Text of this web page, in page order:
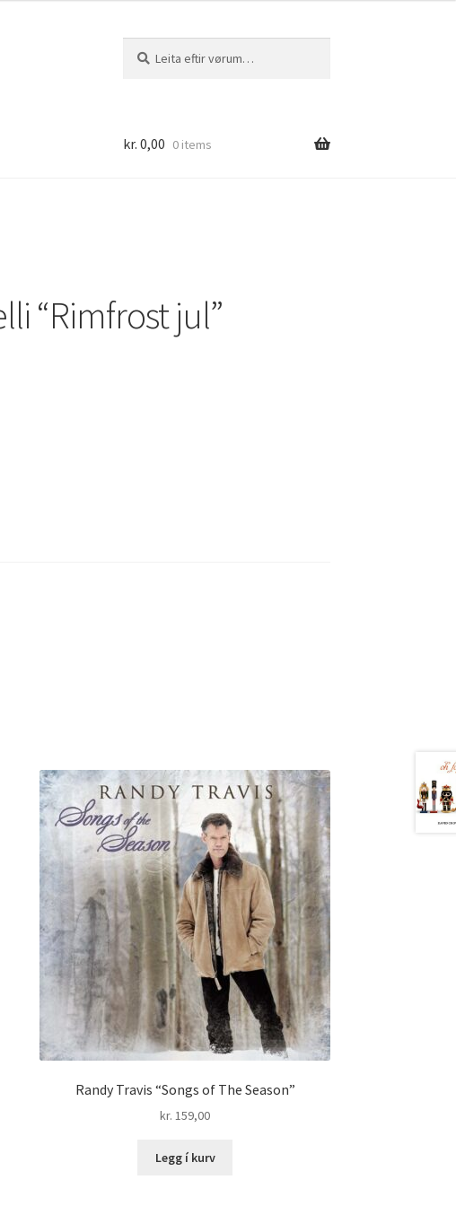
eftir:
kr. 0,00 0 items
“Rimfrost jul”
Randy Travis “Songs of The Season”
kr. 159,00
Legg í kurv